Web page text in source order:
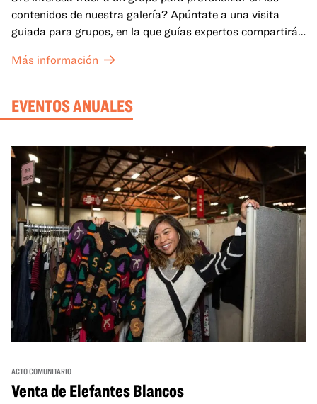
contenidos de nuestra galería? Apúntate a una visita
guiada para grupos, en la que guías expertos compartirán
mejor lo que se expone en las galerías del OMCA.
Más información
EVENTOS ANUALES
ACTO COMUNITARIO
Venta de Elefantes Blancos